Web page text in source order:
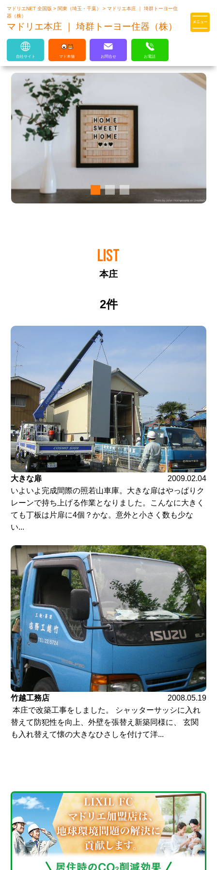
マドリエはLIXILの厳しい基準を
マドリエNET 全国版> 関東（埼玉・千葉）>マドリエ本庄 ｜ 埼群トーヨー住
器（株）
マドリエ本庄 ｜ 埼群トーヨー住器（株）
自社サイト マド本舗 お問合せ お電話
LIST
本庄
2件
大きな扉
2009.02.04
いよいよ完成間際の照若山車庫。大きな扉はやっぱりク
レーンで持ち上げる作業となりました。こんなに大きく
ても丁板は片扉に4個？かな。意外と小さく数も少な
い...
竹越工務店
2008.05.19
本庄で改築工事をしました。 シャッターサッシに入れ
替えて防犯性を向上、外壁を張替え新築同様に、 玄関
も入れ替えて懐の大きなひさしを付けて洋...